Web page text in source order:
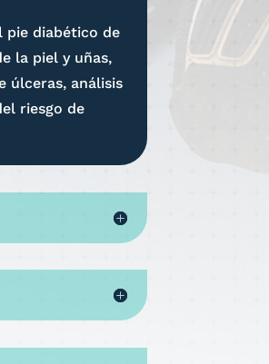
pie diabético de
la piel y uñas,
úlceras, análisis
riesgo de